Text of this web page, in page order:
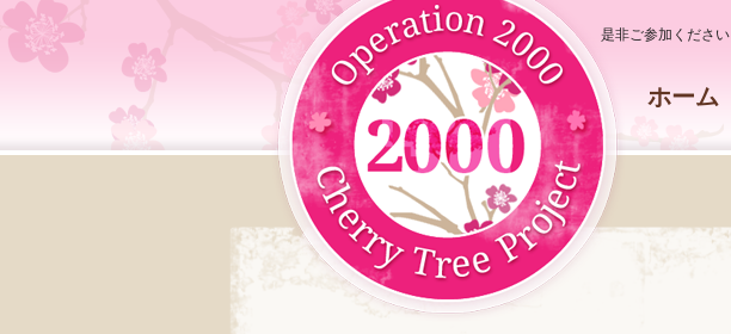
是非ご参加ください
ホーム